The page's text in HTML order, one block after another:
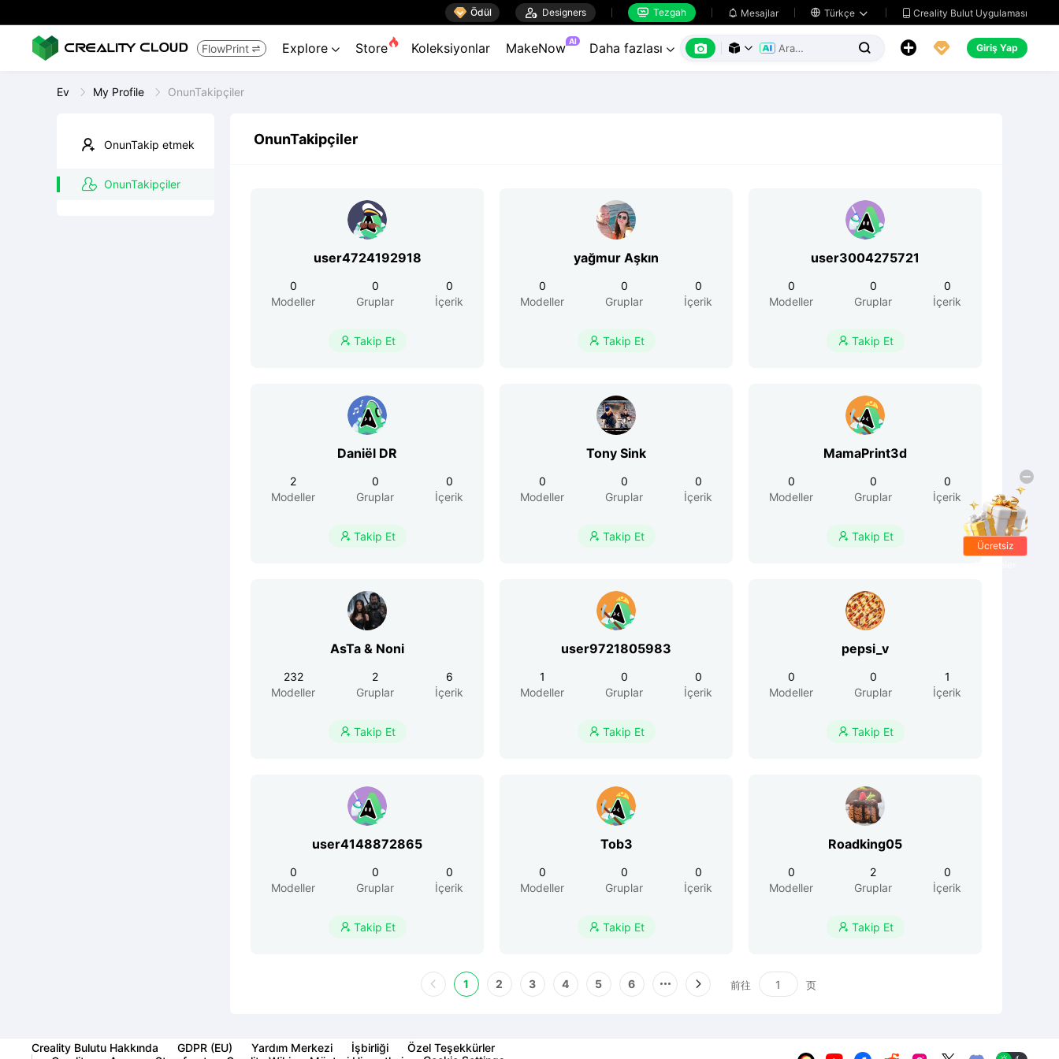
 Ödül  Designers  Tezgah  Mesajlar  Türkçe   Creality Bulut Uygulaması
FlowPrint  Explore  Store Koleksiyonlar MakeNow AI Daha fazlası        Giriş Yap
Ev My Profile OnunTakipçiler
OnunTakip etmek
OnunTakipçiler
OnunTakipçiler
user4724192918
0
Modeller
0
Gruplar
0
İçerik
 Takip Et
yağmur Aşkın
0
Modeller
0
Gruplar
0
İçerik
 Takip Et
user3004275721
0
Modeller
0
Gruplar
0
İçerik
 Takip Et
Daniël DR
2
Modeller
0
Gruplar
0
İçerik
 Takip Et
Tony Sink
0
Modeller
0
Gruplar
0
İçerik
 Takip Et
MamaPrint3d
0
Modeller
0
Gruplar
0
İçerik
 Takip Et
AsTa & Noni
232
Modeller
2
Gruplar
6
İçerik
 Takip Et
user9721805983
1
Modeller
0
Gruplar
0
İçerik
 Takip Et
pepsi_v
0
Modeller
0
Gruplar
1
İçerik
 Takip Et
user4148872865
0
Modeller
0
Gruplar
0
İçerik
 Takip Et
Tob3
0
Modeller
0
Gruplar
0
İçerik
 Takip Et
Roadking05
0
Modeller
2
Gruplar
0
İçerik
 Takip Et
1 2 3 4 5 6 前往 页
Creality Bulutu Hakkında GDPR (EU) Yardım Merkezi İşbirliği
Özel Teşekkürler
Ücretsiz